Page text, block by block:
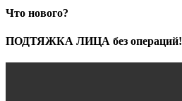
Что нового?
ПОДТЯЖКА ЛИЦА без операций!